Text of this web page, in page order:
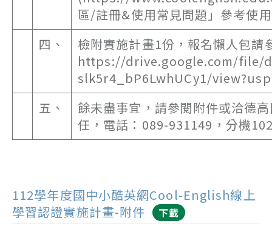
區/註冊&使用常見問題」參考使
四、
檢附實施計畫1份，報名懶人包請
https://drive.google.com/file/
slk5r4_bP6LwhUCy1/
五、
餘未盡事宜，請參閱附件或洽德
任，電話：089-931149，分機
112學年度國中小酷英網Cool-English線上
學習認證實施計畫-附件
下載